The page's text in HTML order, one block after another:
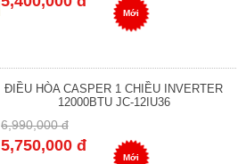
Mới
ĐIỀU HÒA CASPER 1 CHIỀU INVERTER
12000BTU JC-12IU36
6,990,000 đ
5,750,000 đ
Mới